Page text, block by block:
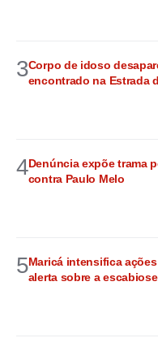
3Corpo de idoso
encontrado na Estrada
4Denúncia expõe trama
contra Paulo Melo
5Maricá intensifica
alerta sobre a escabiose